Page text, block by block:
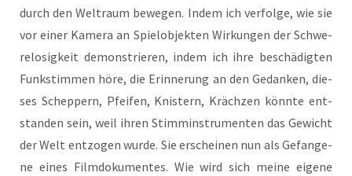
durch den Welt­raum bewe­gen. Indem ich ver­fol­ge, wie sie
vor einer Kame­ra an Spiel­ob­jek­ten Wir­kun­gen der Schwe­
re­lo­sig­keit demons­trie­ren, indem ich ihre beschä­dig­ten
Funk­stim­men höre, die Erin­ne­rung an den Gedan­ken, die­
ses Schep­pern, Pfei­fen, Knis­tern, Kräch­zen könn­te ent­
stan­den sein, weil ihren Stimm­in­stru­men­ten das Gewicht
der Welt ent­zo­gen wur­de. Sie erschei­nen nun als Gefan­ge­
ne eines Film­do­ku­men­tes. Wie wird sich mei­ne eige­ne